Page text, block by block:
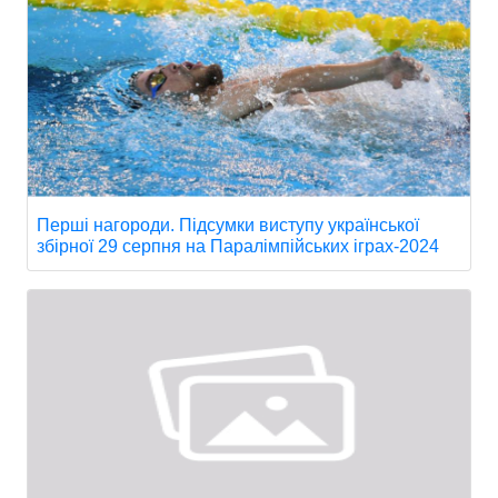
Перші нагороди. Підсумки виступу української
збірної 29 серпня на Паралімпійських іграх-2024